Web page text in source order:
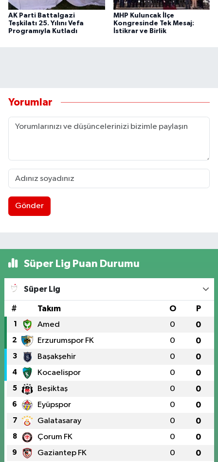
AK Parti Battalgazi
Teşkilatı 25. Yılını Vefa
Programıyla Kutladı
MHP Kuluncak İlçe
Kongresinde Tek Mesaj:
İstikrar ve Birlik
Yorumlar
Gönder
Süper Lig Puan Durumu
Süper Lig
# Takım O P
1 Amed 0 0
2 Erzurumspor FK 0 0
3 Başakşehir 0 0
4 Kocaelispor 0 0
5 Beşiktaş 0 0
6 Eyüpspor 0 0
7 Galatasaray 0 0
8 Çorum FK 0 0
9 Gaziantep FK 0 0